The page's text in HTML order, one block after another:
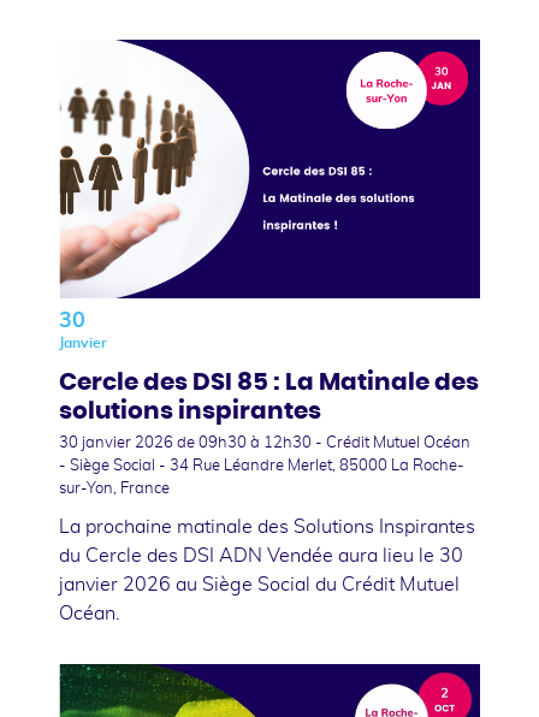
30
Janvier
Cercle des DSI 85 : La Matinale des
solutions inspirantes
30 janvier 2026 de 09h30 à 12h30 - Crédit Mutuel Océan
- Siège Social - 34 Rue Léandre Merlet, 85000 La Roche-
sur-Yon, France
La prochaine matinale des Solutions Inspirantes
du Cercle des DSI ADN Vendée aura lieu le 30
janvier 2026 au Siège Social du Crédit Mutuel
Océan.